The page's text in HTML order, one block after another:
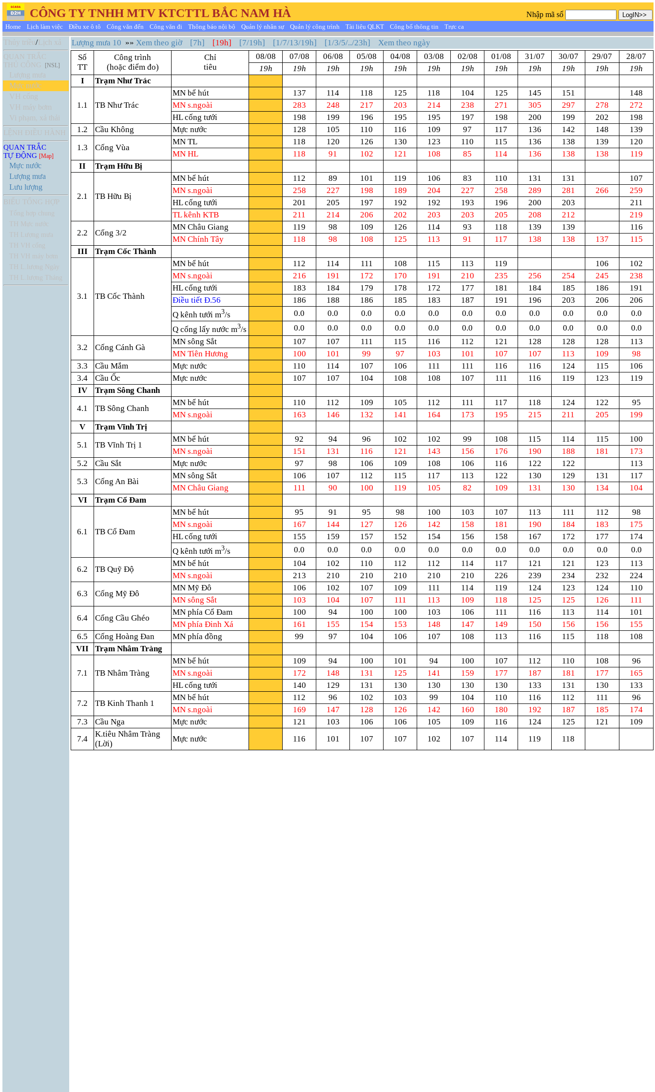
CÔNG TY TNHH MTV KTCTTL BẮC NAM HÀ Nhập mã số
Home Lịch làm việc Điều xe ô tô Công văn đến Công văn đi Thông báo nội bộ Quản lý nhân sự Quản lý công trình Tài liệu QLKT Công bố thông tin Trực ca
Thủy triều/Lịch xả
QUAN TRẮC
THỦ CÔNG
[NSL]
Lượng mưa
Mực nước
VH cống
VH máy bơm
Vi phạm, xả thải
LỆNH ĐIỀU HÀNH
QUAN TRẮC
TỰ ĐỘNG [Map]
Mực nước
Lượng mưa
Lưu lượng
BIỂU TỔNG HỢP
Tổng hợp chung
TH Mực nước
TH Lượng mưa
TH VH cống
TH VH máy bơm
TH L.lượng Ngày
TH L.lượng Tháng
Lượng mưa 10 »» Xem theo giờ [7h] [19h] [7/19h] [1/7/13/19h] [1/3/5/../23h]
Xem theo ngày
Số
TT
Công trình
(hoặc điểm đo)
Chỉ
tiêu
08/08 07/08 06/08 05/08 04/08 03/08 02/08 01/08 31/07 30/07 29/07
28/07
19h
19h 19h 19h 19h 19h 19h 19h 19h 19h 19h
19h
I
Trạm Như Trác
1.1 TB Như Trác
MN bể hút 137 114 118 125 118 104 125 145 151
148
MN s.ngoài
283 248 217 203 214 238 271 305 297 278
272
HL cống tưới
198 199 196 195 195 197 198 200 199 202
198
1.2
Cầu Không Mực nước 128 105 110 116 109 97 117 136 142 148
139
1.3
Cống Vùa
MN TL 118 120 126 130 123 110 115 136 138 139
120
MN HL
118 91 102 121 108 85 114 136 138 138
119
II
Trạm Hữu Bị
2.1 TB Hữu Bị
MN bể hút 112 89 101 119 106 83 110 131 131
107
MN s.ngoài
258 227 198 189 204 227 258 289 281 266
259
HL cống tưới
201 205 197 192 192 193 196 200 203
211
TL kênh KTB
211 214 206 202 203 203 205 208 212
219
2.2
Cống 3/2
MN Châu Giang 119 98 109 126 114 93 118 139 139
116
MN Chính Tây
118 98 108 125 113 91 117 138 138 137
115
III
Trạm Cốc Thành
3.1 TB Cốc Thành
MN bể hút 112 114 111 108 115 113 119 106
102
MN s.ngoài
216 191 172 170 191 210 235 256 254 245
238
HL cống tưới
183 184 179 178 172 177 181 184 185 186
191
Điều tiết Đ.56
186 188 186 185 183 187 191 196 203 206
206
Q kênh tưới m3/s 0.0 0.0 0.0 0.0 0.0 0.0 0.0 0.0 0.0 0.0
0.0
Q cống lấy nước m3/s 0.0 0.0 0.0 0.0 0.0 0.0 0.0 0.0 0.0 0.0 0.0
3.2 Cống Cánh Gà
MN sông Sắt 107 107 111 115 116 112 121 128 128 128
113
MN Tiên Hương
100 101 99 97 103 101 107 107 113 109
98
3.3
Cầu Mắm Mực nước 110 114 107 106 111 111 116 116 124 115
106
3.4
Cầu Ốc Mực nước 107 107 104 108 108 107 111 116 119 123
119
IV
Trạm Sông Chanh
4.1
TB Sông Chanh
MN bể hút 110 112 109 105 112 111 117 118 124 122
95
MN s.ngoài
163 146 132 141 164 173 195 215 211 205
199
V
Trạm Vĩnh Trị
5.1
TB Vĩnh Trị 1
MN bể hút 92 94 96 102 102 99 108 115 114 115
100
MN s.ngoài
151 131 116 121 143 156 176 190 188 181
173
5.2
Cầu Sắt Mực nước 97 98 106 109 108 106 116 122 122
113
5.3
Cống An Bài
MN sông Sắt 106 107 112 115 117 113 122 130 129 131
117
MN Châu Giang
111 90 100 119 105 82 109 131 130 134
104
VI
Trạm Cổ Đam
6.1 TB Cổ Đam
MN bể hút 95 91 95 98 100 103 107 113 111 112
98
MN s.ngoài
167 144 127 126 142 158 181 190 184 183
175
HL cống tưới
155 159 157 152 154 156 158 167 172 177
174
Q kênh tưới m3/s 0.0 0.0 0.0 0.0 0.0 0.0 0.0 0.0 0.0 0.0 0.0
6.2 TB Quỹ Độ
MN bể hút 104 102 110 112 112 114 117 121 121 123
113
MN s.ngoài
213 210 210 210 210 210 226 239 234 232
224
6.3
Cống Mỹ Đô
MN Mỹ Đô 106 102 107 109 111 114 119 124 123 124
110
MN sông Sắt
103 104 107 111 113 109 118 125 125 126
111
6.4
Cống Cầu Ghéo
MN phía Cổ Đam 100 94 100 100 103 106 111 116 113 114
101
MN phía Đinh Xá
161 155 154 153 148 147 149 150 156 156
155
6.5
Cống Hoàng Đan MN phía đồng 99 97 104 106 107 108 113 116 115 118
108
VII
Trạm Nhâm Tràng
7.1 TB Nhâm Tràng
MN bể hút 109 94 100 101 94 100 107 112 110 108
96
MN s.ngoài
172 148 131 125 141 159 177 187 181 177
165
HL cống tưới
140 129 131 130 130 130 130 133 131 130
133
7.2
TB Kinh Thanh 1
MN bể hút 112 96 102 103 99 104 110 116 112 111
96
MN s.ngoài
169 147 128 126 142 160 180 192 187 185
174
7.3
Cầu Nga Mực nước 121 103 106 106 105 109 116 124 125 121
109
7.4
K.tiêu Nhâm Tràng
(Lời)
Mực nước 116 101 107 107 102 107 114 119 118